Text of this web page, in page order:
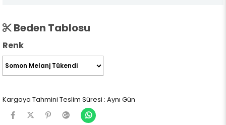
Beden Tablosu
Renk
Kargoya Tahmini Teslim Süresi : Aynı Gün